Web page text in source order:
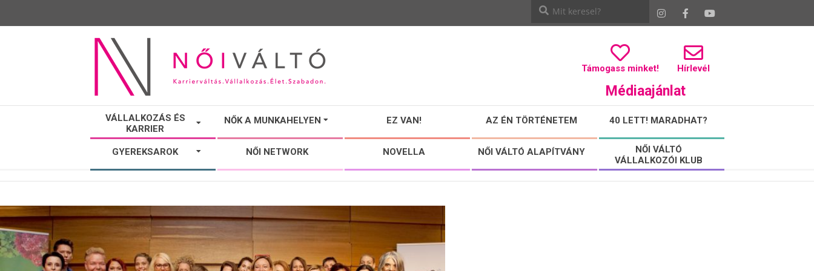
NŐI
VÁLTÓ
Támogass minket! Hírlevél
Médiaajánlat
VÁLLALKOZÁS ÉS
KARRIER
NŐK A MUNKAHELYEN EZ VAN! AZ ÉN TÖRTÉNETEM 40 LETT! MARADHAT?
GYEREKSAROK NŐI NETWORK NOVELLA NŐI VÁLTÓ ALAPÍTVÁNY
NŐI VÁLTÓ
VÁLLALKOZÓI KLUB